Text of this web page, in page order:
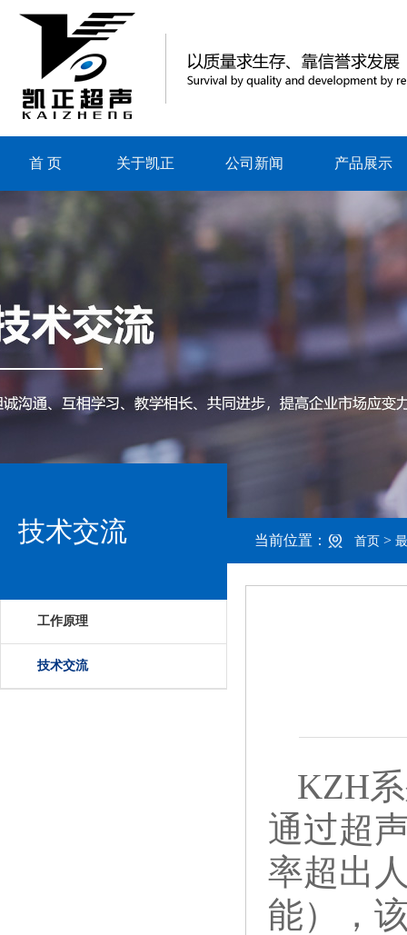
首 页 关于凯正 公司新闻 产品展示
当前位置： 首页 >
技术交流
工作原理
技术交流
KZH
通过超
率超出
能），